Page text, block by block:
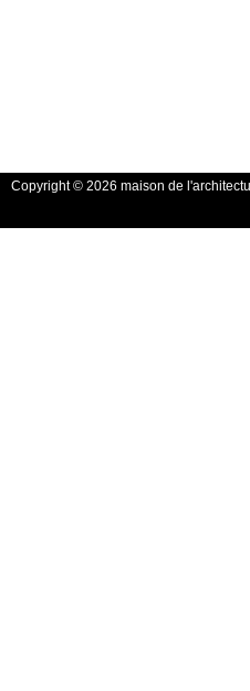
Copyright © 2026 maison de